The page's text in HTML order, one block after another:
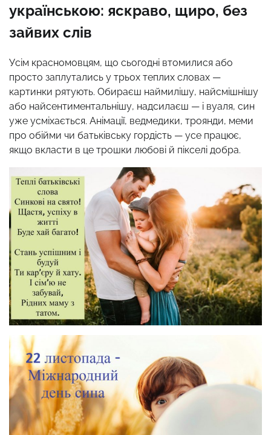
українською: яскраво, щиро, без
зайвих слів
Усім красномовцям, що сьогодні втомилися або
просто заплутались у трьох теплих словах —
картинки рятують. Обираєш наймилішу, найсмішнішу
або найсентиментальнішу, надсилаєш — і вуаля, син
уже усміхається. Анімації, ведмедики, троянди, меми
про обійми чи батьківську гордість — усе працює,
якщо вкласти в це трошки любові й пікселі добра.